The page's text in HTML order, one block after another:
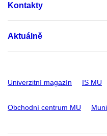
Kontakty
Aktuálně
Univerzitní magazín IS MU
Obchodní centrum MU